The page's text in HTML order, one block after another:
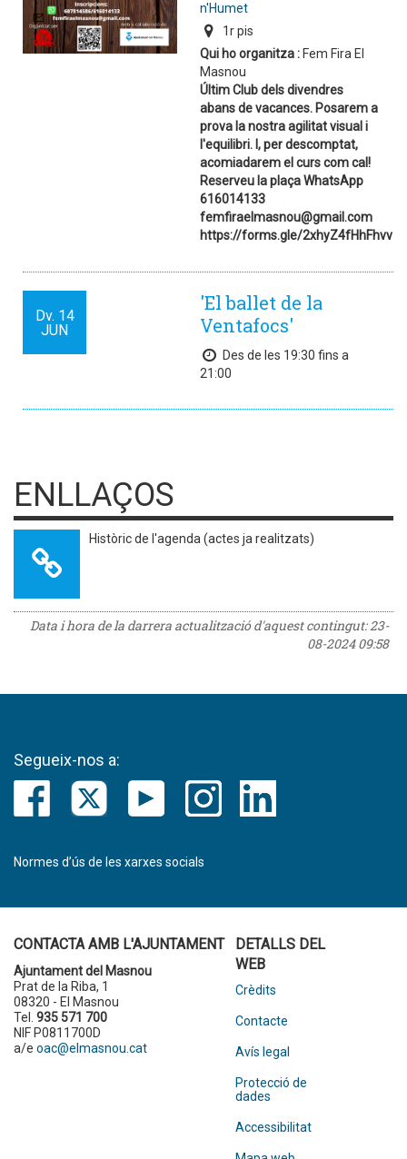
n'Humet
1r pis
Qui ho organitza : Fem Fira El
Masnou
Últim Club dels divendres
abans de vacances. Posarem a
prova la nostra agilitat visual i
l'equilibri. I, per descomptat,
acomiadarem el curs com cal!
Reserveu la plaça WhatsApp
616014133
femfiraelmasnou@gmail.com
https://forms.gle/
Dv. 14
JUN
'El ballet de la
Ventafocs'
Des de les 19:30 fins a
21:00
ENLLAÇOS
Històric de l'agenda (actes ja realitzats)
Data i hora de la darrera actualització d'aquest contingut:23-
08-2024 09:58
Segueix-nos a:
Normes d’ús de les xarxes socials
CONTACTA AMB L'AJUNTAMENT
Ajuntament del Masnou
Prat de la Riba, 1
08320 - El Masnou
Tel. 935 571 700
NIF P0811700D
a/e oac@elmasnou.cat
DETALLS DEL
WEB
Crèdits
Contacte
Avís legal
Protecció de
dades
Accessibilitat